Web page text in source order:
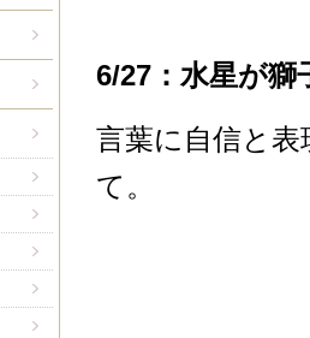
6/27：水星が獅
言葉に自信と
て。